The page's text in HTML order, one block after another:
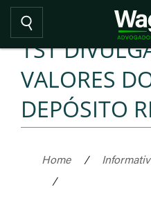
TST
VALORES
DEPÓSITO
Home /
/